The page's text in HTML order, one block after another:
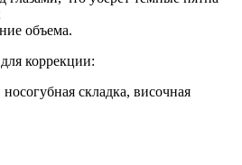
объема.
коррекции:
складка, височная